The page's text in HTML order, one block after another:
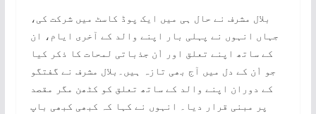
بلال مشرف نے حال ہی میں ایک پوڈ کاسٹ میں شرکت کی،
جہاں انہوں نے پہلی بار اپنے والد کے آخری ایام، ان
کے ساتھ اپنے تعلق اور اْن جذباتی لمحات کا ذکر کیا
جو اْن کے دل میں آج بھی تازہ ہیں۔بلال مشرف نے گفتگو
کے دوران اپنے والد کے ساتھ تعلق کو کٹھن مگر مقصد
پر مبنی قرار دیا۔ انہوں نے کہا کہ کبھی کبھی باپ